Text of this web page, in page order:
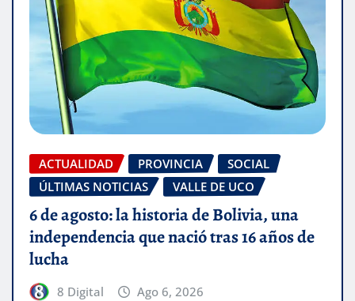
ACTUALIDAD PROVINCIA
SOCIAL
ÚLTIMAS NOTICIAS
VALLE DE UCO
6 de agosto: la historia de Bolivia, una
independencia que nació tras 16 años de
lucha
8 Digital Ago 6, 2026